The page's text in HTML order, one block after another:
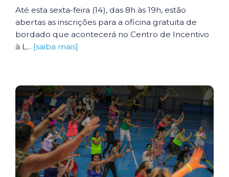
Até esta sexta-feira (14), das 8h às 19h, estão
abertas as inscrições para a oficina gratuita de
bordado que acontecerá no Centro de Incentivo
à L... [saiba mais]